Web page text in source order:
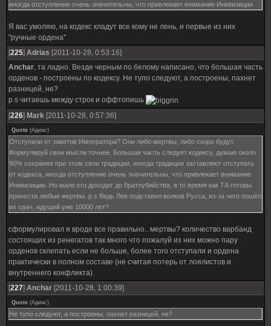
иногда отступление очень значительны, что привлекает внимание Инквизиции
Я вас умоляю, на кодекс кладут все кому не лень, и первые из них
"ручные ордена"
[225] Adrias [2011-10-28, 0:53:16]
Anchar, та ладно. Везде черным по белому написано, что большая часть
орденов - построены по кодексу. Не тупо следуют, а построены, пахнет
разницей, не?
p.s читаешь между строк и оффтопишь
[226] Mark [2011-10-28, 0:57:36]
Quote (Адиас)
Отступили от заветов Императора? Они либо мертвы, либо скоро будут.
Формулируй свои мысли точнее. Большая часть следует кодексу, думаю около
90% сохраняя при этом свои традиции, иногда традиции заставляют отступать
от кодекса, иногда отступление очень значительны, что привлекает внимание
Инквизиции. Но мало кто доходит до братоубийства, в то время как ТА готовы
принести любые жертвы. p.s Ведь Лев подставил волков Русса, из-за чего пошёл
их срач, идущий уже 10000 лет?
сформулировал я вроде все правильно.. мертвы? количество варбанд
состоящих из ренегатов так много что пожалуй из них можно пару
орденов склепать если не больше, более того отступали и ордена
практически в полном составе (не считая потерь от лоялистов и
внутреннего конфликта)
[227] Anchar [2011-10-28, 1:00:39]
Quote (Адиас)
Не тупо следуют, а построены, пахнет разницей, не?